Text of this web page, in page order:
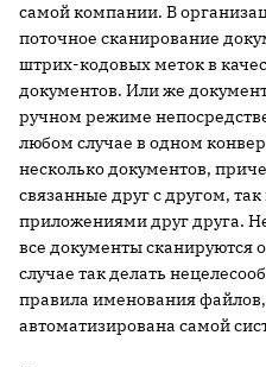
самой компании. В
поточное сканирование
штрих-кодовых меток в
документов. Или же
ручном режиме
любом случае в одном
несколько документов,
связанные друг с другом,
приложениями друг друга.
все документы сканируются
случае так делать
правила именования файлов,
автоматизирована самой